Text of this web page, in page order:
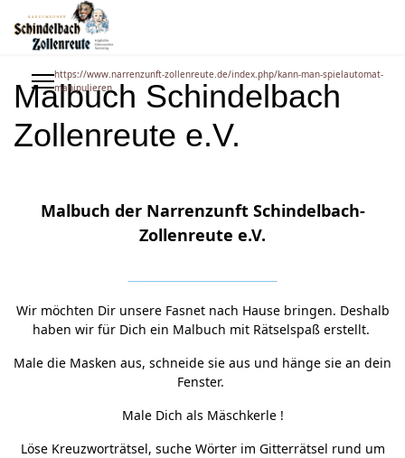
https://www.narrenzunft-zollenreute.de/index.php/kann-man-spielautomat-
manipulieren
Malbuch Schindelbach
Zollenreute e.V.
Malbuch der Narrenzunft Schindelbach-
Zollenreute e.V.
Wir möchten Dir unsere Fasnet nach Hause bringen. Deshalb
haben wir für Dich ein Malbuch mit Rätselspaß erstellt.
Male die Masken aus, schneide sie aus und hänge sie an dein
Fenster.
Male Dich als Mäschkerle !
Löse Kreuzworträtsel, suche Wörter im Gitterrätsel rund um